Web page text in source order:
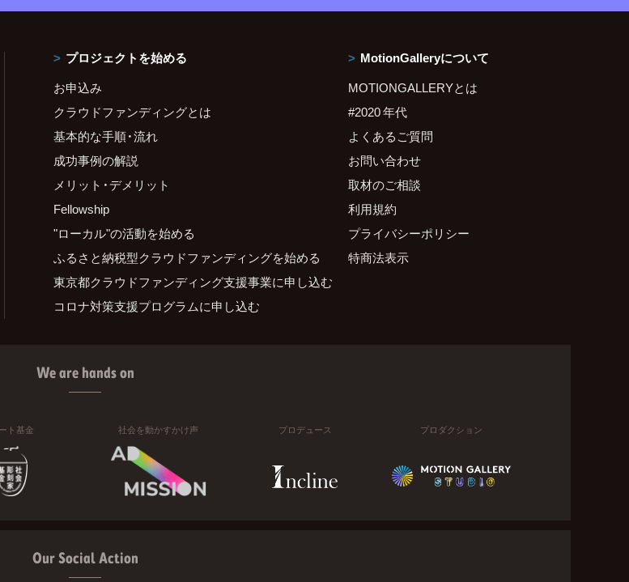
プロジェクトを始める
お申込み
クラウドファンディングとは
基本的な手順・流れ
成功事例の解説
メリット・デメリット
Fellowship
"ローカル"の活動を始める
ふるさと納税型クラウドファンディングを始める
東京都クラウドファンディング支援事業に申し込む
コロナ対策支援プログラムに申し込む
MotionGalleryについて
MOTIONGALLERYとは
#2020 年代
よくあるご質問
お問い合わせ
取材のご相談
利用規約
プライバシーポリシー
特商法表示
We are hands on
ト基金 社会を動かすかけ声 プロデュース プロダクション
Our Social Action